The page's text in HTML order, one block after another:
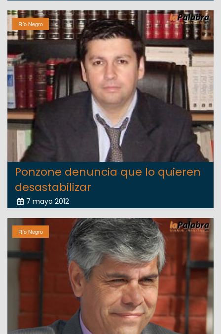
Río Negro
Ponzone denuncia que lo quieren
desastabilizar
7 mayo 2012
Río Negro